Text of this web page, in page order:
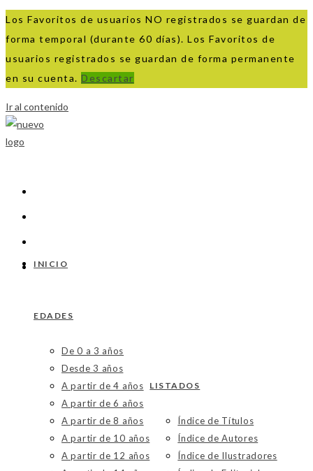
Los Favoritos de usuarios NO registrados se guardan de
forma temporal (durante 60 días). Los Favoritos de
usuarios registrados se guardan de forma permanente
en su cuenta. Descartar
Ir al contenido
INICIO
EDADES
De 0 a 3 años
Desde 3 años
A partir de 4 años
A partir de 6 años
A partir de 8 años
A partir de 10 años
A partir de 12 años
LISTADOS
Índice de Títulos
Índice de Autores
Índice de Ilustradores